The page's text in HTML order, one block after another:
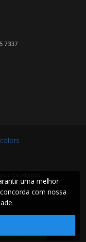
7337
uma melhor
com nossa